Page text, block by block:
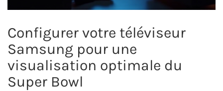
Configurer votre téléviseur
Samsung pour une
visualisation optimale du
Super Bowl